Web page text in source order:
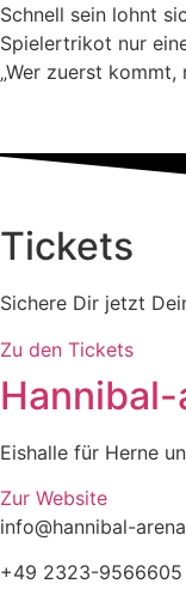
Schnell sein lohnt
Spielertrikot nur
„Wer zuerst kommt,
Tickets
Sichere Dir jetzt
Zu den Tickets
Hannibal-
Eishalle für Herne
Zur Website
info@hannibal-
+49 2323-9566605